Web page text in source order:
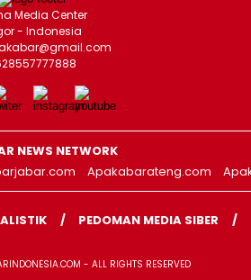
Media Center
- Indonesia
NEWS NETWORK
Apakabarateng.com
PEDOMAN MEDIA SIBER
- ALL RIGHTS RESERVED